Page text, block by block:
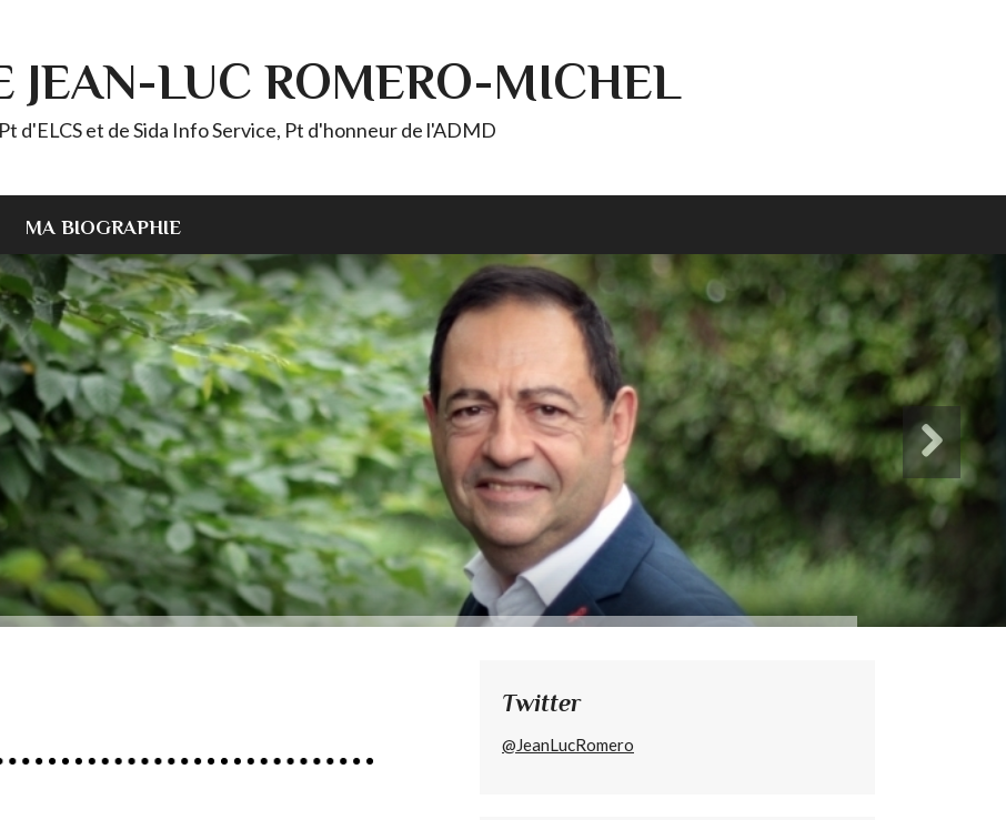
JEAN-LUC ROMERO-MICHEL
d'ELCS et de Sida Info Service, Pt d'honneur de l'ADMD
MA BIOGRAPHIE
Twitter
@JeanLucRomero